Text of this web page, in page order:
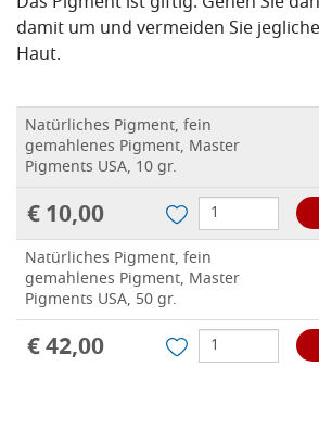
damit um und vermeiden Sie
Haut.
Natürliches Pigment, fein
gemahlenes Pigment, Master
Pigments USA, 10 gr.
€ 10,00
Natürliches Pigment, fein
gemahlenes Pigment, Master
Pigments USA, 50 gr.
€ 42,00